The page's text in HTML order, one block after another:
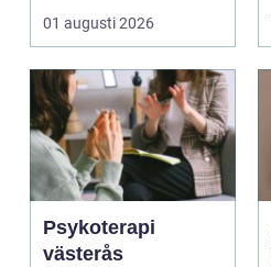
inomhusklimatet
fungerar och ener...
01 augusti 2026
Psykoterapi
västerås